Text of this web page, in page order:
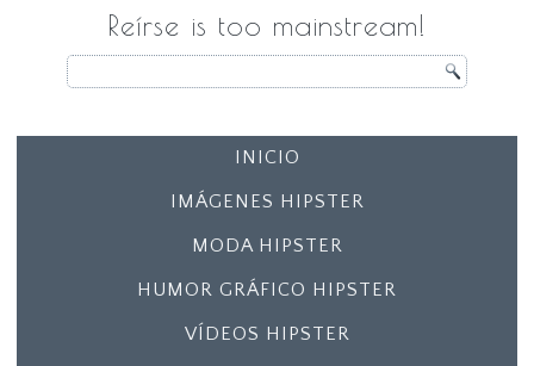
Reírse is too mainstream!
INICIO
IMÁGENES HIPSTER
MODA HIPSTER
HUMOR GRÁFICO HIPSTER
VÍDEOS HIPSTER